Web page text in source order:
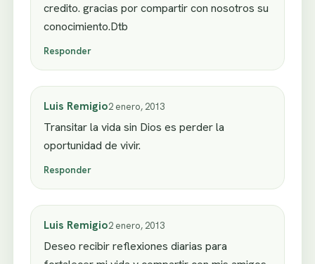
credito. gracias por compartir con nosotros su
conocimiento.Dtb
Responder
Luis Remigio2 enero, 2013
Transitar la vida sin Dios es perder la
oportunidad de vivir.
Responder
Luis Remigio2 enero, 2013
Deseo recibir reflexiones diarias para